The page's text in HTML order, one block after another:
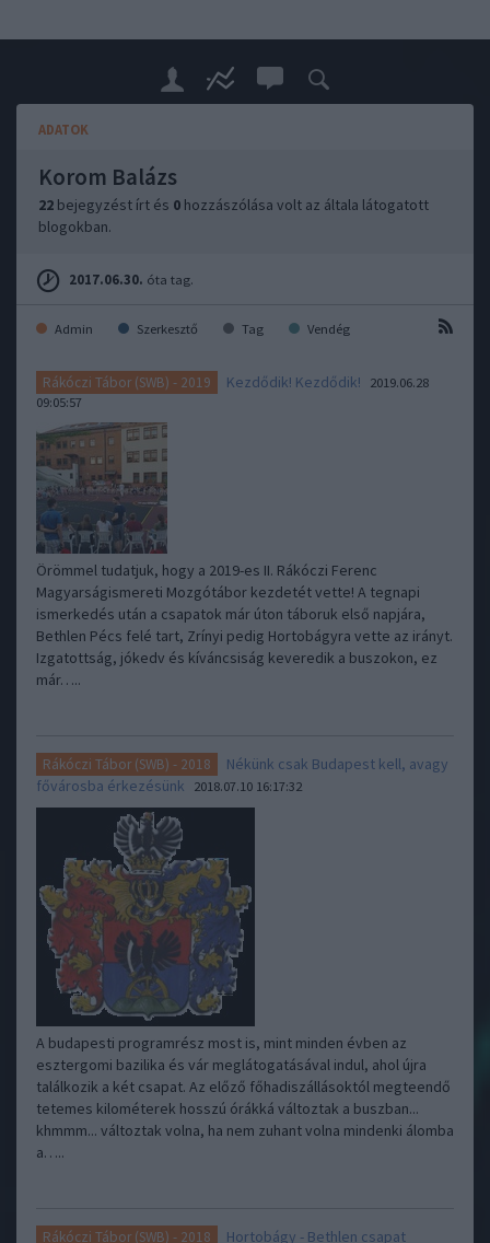
ADATOK
Korom Balázs
22 bejegyzést írt és 0 hozzászólása volt az általa látogatott
blogokban.
2017.06.30. óta tag.
Admin Szerkesztő Tag Vendég
Rákóczi Tábor (SWB) - 2019 Kezdődik! Kezdődik!
2019.06.28
09:05:57
Örömmel tudatjuk, hogy a 2019-es II. Rákóczi Ferenc
Magyarságismereti Mozgótábor kezdetét vette! A tegnapi
ismerkedés után a csapatok már úton táboruk első napjára,
Bethlen Pécs felé tart, Zrínyi pedig Hortobágyra vette az irányt.
Izgatottság, jókedv és kíváncsiság keveredik a buszokon, ez
már…..
Rákóczi Tábor (SWB) - 2018
Nékünk csak Budapest kell, avagy
fővárosba érkezésünk
2018.07.10 16:17:32
A budapesti programrész most is, mint minden évben az
esztergomi bazilika és vár meglátogatásával indul, ahol újra
találkozik a két csapat. Az előző főhadiszállásoktól megteendő
tetemes kilométerek hosszú órákká változtak a buszban...
khmmm... változtak volna, ha nem zuhant volna mindenki álomba
a…..
Rákóczi Tábor (SWB) - 2018 Hortobágy - Bethlen csapat